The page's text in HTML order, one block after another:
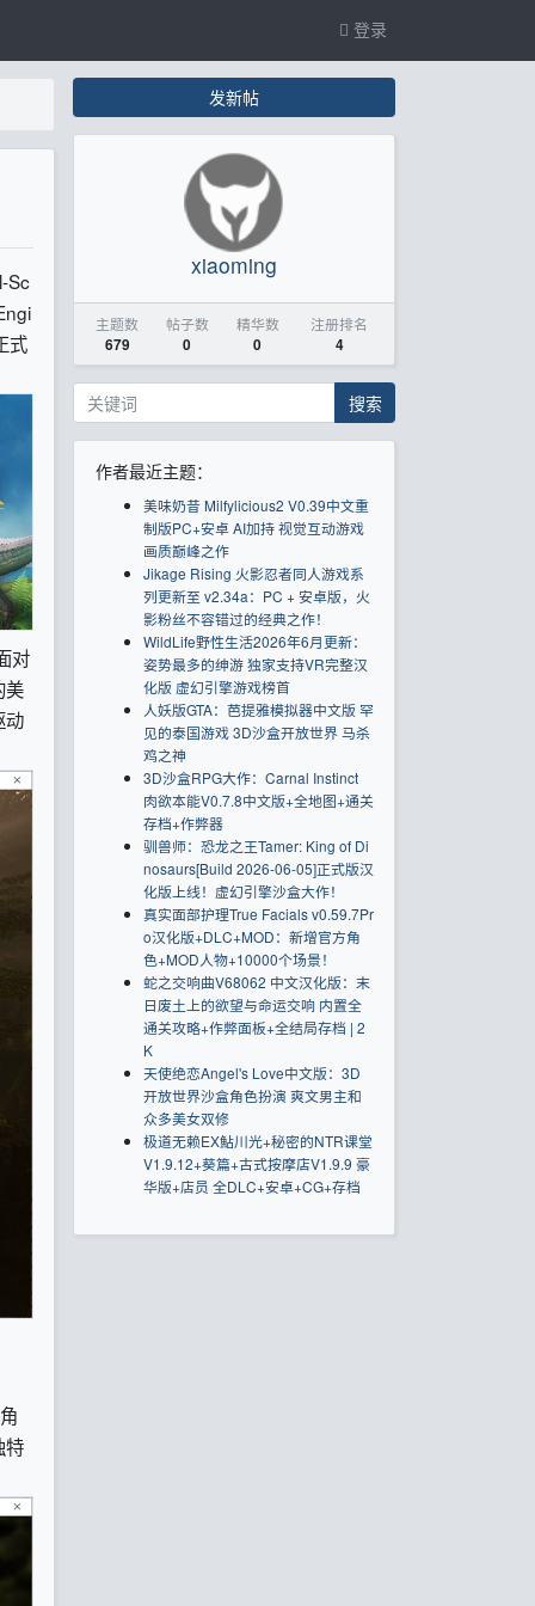
登录
Sc
式
对
美
动
特
发新帖
xiaoming
主题数
679
帖子数
0
精华数
0
注册排名
4
搜索
作者最近主题：
美味奶昔 Milfylicious2 V0.39中文重
制版PC+安卓 AI加持 视觉互动游戏
画质巅峰之作
Jikage Rising 火影忍者同人游戏系
列更新至 v2.34a：PC + 安卓版，火
影粉丝不容错过的经典之作！
WildLife野性生活2026年6月更新：
姿势最多的绅游 独家支持VR完整汉
化版 虚幻引擎游戏榜首
人妖版GTA：芭提雅模拟器中文版 罕
见的泰国游戏 3D沙盒开放世界 马杀
鸡之神
3D沙盒RPG大作：Carnal Instinct
肉欲本能V0.7.8中文版+全地图+通关
存档+作弊器
驯兽师：恐龙之王Tamer: King of Di
nosaurs[Build 2026-06-05]正式版汉
化版上线！虚幻引擎沙盒大作！
真实面部护理True Facials v0.59.7Pr
o汉化版+DLC+MOD：新增官方角
色+MOD人物+10000个场景！
蛇之交响曲V68062 中文汉化版：末
日废土上的欲望与命运交响 内置全
通关攻略+作弊面板+全结局存档 | 2
K
天使绝恋Angel's Love中文版：3D
开放世界沙盒角色扮演 爽文男主和
众多美女双修
极道无赖EX鮎川光+秘密的NTR课堂
V1.9.12+葵篇+古式按摩店V1.9.9 豪
华版+店员 全DLC+安卓+CG+存档